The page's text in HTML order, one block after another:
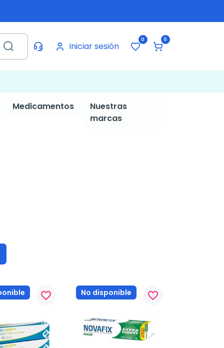
Iniciar sesión
0 0
Medicamentos
Nuestras
marcas
favorite_border No disponible favorite_border